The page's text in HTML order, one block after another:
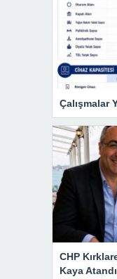
Çalışmalar
CHP
Kaya Atandı